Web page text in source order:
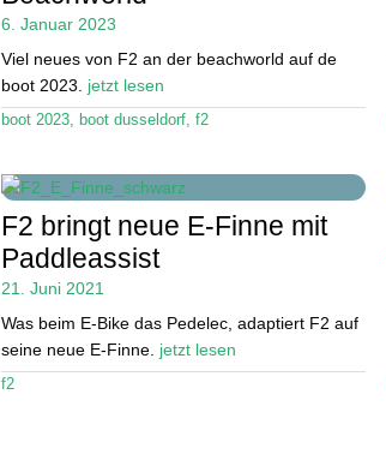
6. Januar 2023
Viel neues von F2 an der beachworld auf de
boot 2023. jetzt lesen
boot 2023, boot dusseldorf, f2
F2 bringt neue E-Finne mit
Paddleassist
21. Juni 2021
Was beim E-Bike das Pedelec, adaptiert F2 auf
seine neue E-Finne. jetzt lesen
f2